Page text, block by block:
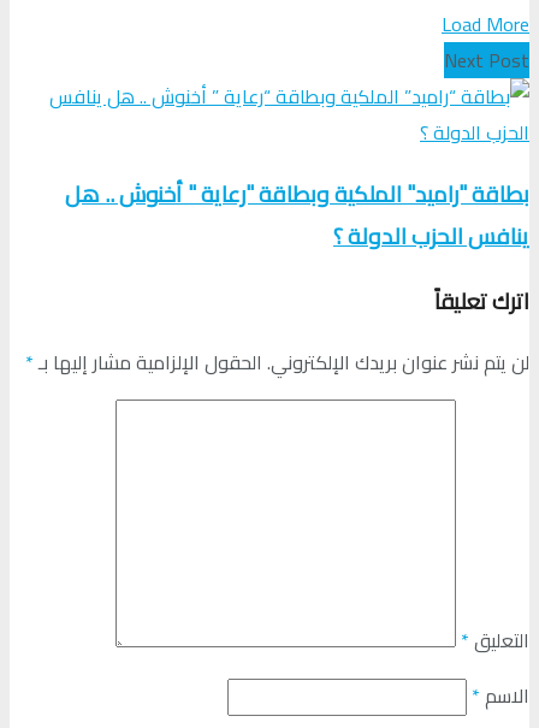
Load More
Next Post
بطاقة "راميد" الملكية وبطاقة "رعاية " أخنوش .. هل
ينافس الحزب الدولة ؟
اترك تعليقاً
لن يتم نشر عنوان بريدك الإلكتروني. الحقول الإلزامية مشار إليها بـ*
التعليق*
الاسم*